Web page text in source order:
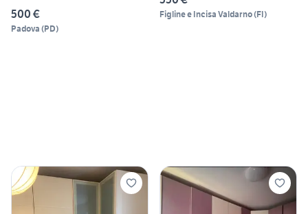
500 €
Padova (PD)
Figline e Incisa Valdarno(FI)